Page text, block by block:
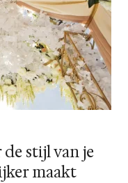
stijl van je
maakt